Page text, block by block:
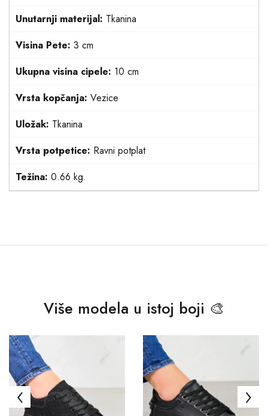
Unutarnji materijal: Tkanina
Visina Pete: 3 cm
Ukupna visina cipele: 10 cm
Vrsta kopčanja: Vezice
Uložak: Tkanina
Vrsta potpetice: Ravni potplat
Težina: 0.66 kg.
Više modela u istoj boji 🎨